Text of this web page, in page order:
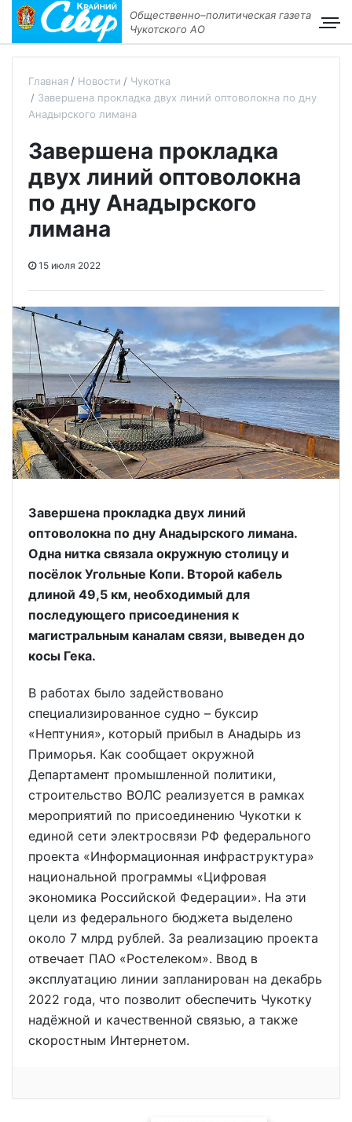
Общественно–политическая газета
Чукотского АО
Главная Новости
Чукотка
Завершена прокладка двух линий оптоволокна по дну
Анадырского лимана
Завершена прокладка
двух линий оптоволокна
по дну Анадырского
лимана
15 июля 2022
Завершена прокладка двух линий
оптоволокна по дну Анадырского лимана.
Одна нитка связала окружную столицу и
посёлок Угольные Копи. Второй кабель
длиной 49,5 км, необходимый для
последующего присоединения к
магистральным каналам связи, выведен до
косы Гека.
В работах было задействовано
специализированное судно – буксир
«Нептуния», который прибыл в Анадырь из
Приморья. Как сообщает окружной
Департамент промышленной политики,
строительство ВОЛС реализуется в рамках
мероприятий по присоединению Чукотки к
единой сети электросвязи РФ федерального
проекта «Информационная инфраструктура»
национальной программы «Цифровая
экономика Российской Федерации». На эти
цели из федерального бюджета выделено
около 7 млрд рублей. За реализацию проекта
отвечает ПАО «Ростелеком». Ввод в
эксплуатацию линии запланирован на декабрь
2022 года, что позволит обеспечить Чукотку
надёжной и качественной связью, а также
скоростным Интернетом.